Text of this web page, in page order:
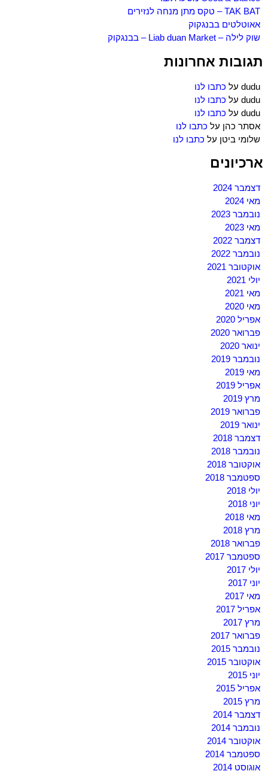
TAK BAT – טקס מתן מנחה לנזירים
אאוטלטים בבנגקוק
שוק לילה – Liab duan Market – בבנגקוק
תגובות אחרונות
dudu על כתבו לנו
dudu על כתבו לנו
dudu על כתבו לנו
אסתר כהן על כתבו לנו
שלומי ביטן על כתבו לנו
ארכיונים
דצמבר 2024
מאי 2024
נובמבר 2023
מאי 2023
דצמבר 2022
נובמבר 2022
אוקטובר 2021
יולי 2021
מאי 2021
מאי 2020
אפריל 2020
פברואר 2020
ינואר 2020
נובמבר 2019
מאי 2019
אפריל 2019
מרץ 2019
פברואר 2019
ינואר 2019
דצמבר 2018
נובמבר 2018
אוקטובר 2018
ספטמבר 2018
יולי 2018
יוני 2018
מאי 2018
מרץ 2018
פברואר 2018
ספטמבר 2017
יולי 2017
יוני 2017
מאי 2017
אפריל 2017
מרץ 2017
פברואר 2017
נובמבר 2015
אוקטובר 2015
יוני 2015
אפריל 2015
מרץ 2015
דצמבר 2014
נובמבר 2014
אוקטובר 2014
ספטמבר 2014
אוגוסט 2014